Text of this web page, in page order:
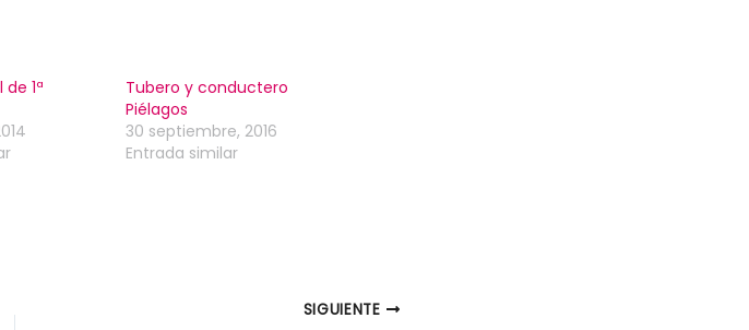
1ª
Tubero y conductero
Piélagos
30 septiembre, 2016
Entrada similar
SIGUIENTE